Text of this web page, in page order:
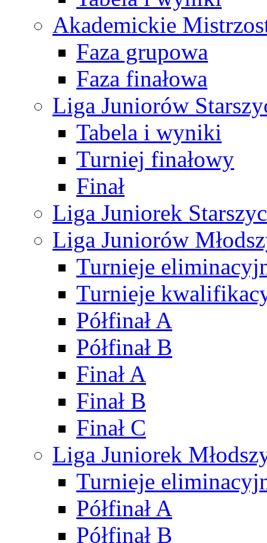
Akademickie
Faza grupowa
Faza finałowa
Liga Juniorów
Tabela i wyniki
Turniej finałowy
Finał
Liga Juniorek
Liga Juniorów
Turnieje
Turnieje
Półfinał A
Półfinał B
Finał A
Finał B
Finał C
Liga Juniorek
Turnieje
Półfinał A
Półfinał B